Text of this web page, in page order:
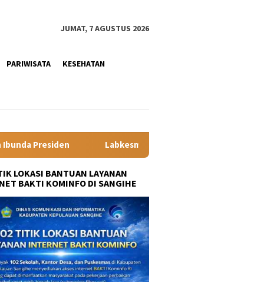
JUMAT, 7 AGUSTUS 2026
PARIWISATA KESEHATAN
Minahasa Segera Beroperasi, Kadis Kesehatan dr
LOKASI BANTUAN LAYANAN
BAKTI KOMINFO DI SANGIHE